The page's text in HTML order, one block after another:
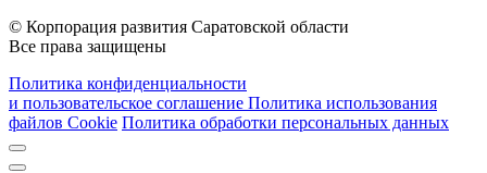
© Корпорация развития Саратовской области
Все права защищены
Политика конфиденциальности
и пользовательское соглашение Политика использования
файлов Cookie Политика обработки персональных данных